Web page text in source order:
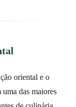
oriental e o
das maiores